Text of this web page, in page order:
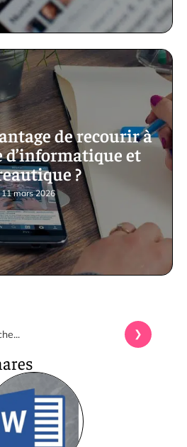
de recourir à
d’informatique et
?
11 mars 2026